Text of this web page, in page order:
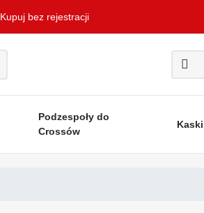
Kupuj bez rejestracji
Podzespoły do
Crossów
Kaski